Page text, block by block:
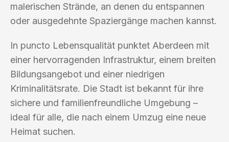
malerischen Strände, an denen du entspannen
oder ausgedehnte Spaziergänge machen kannst.
In puncto Lebensqualität punktet Aberdeen mit
einer hervorragenden Infrastruktur, einem breiten
Bildungsangebot und einer niedrigen
Kriminalitätsrate. Die Stadt ist bekannt für ihre
sichere und familienfreundliche Umgebung –
ideal für alle, die nach einem Umzug eine neue
Heimat suchen.